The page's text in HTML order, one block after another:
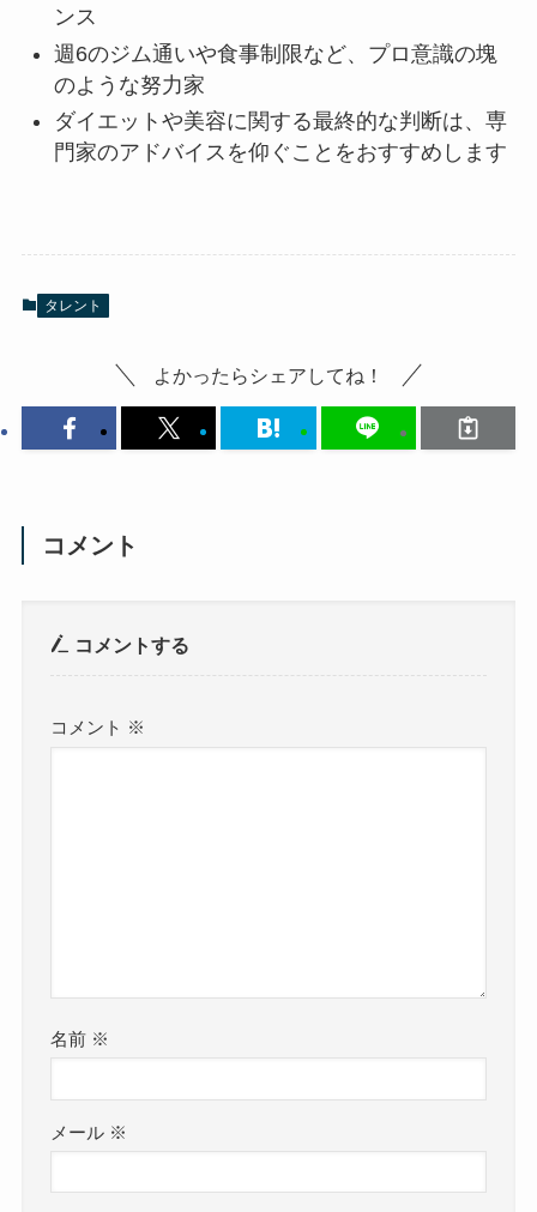
ンス
週6のジム通いや食事制限など、プロ意識の塊
のような努力家
ダイエットや美容に関する最終的な判断は、専
門家のアドバイスを仰ぐことをおすすめします
タレント
よかったらシェアしてね！
コメント
コメントする
コメント ※
名前 ※
メール ※